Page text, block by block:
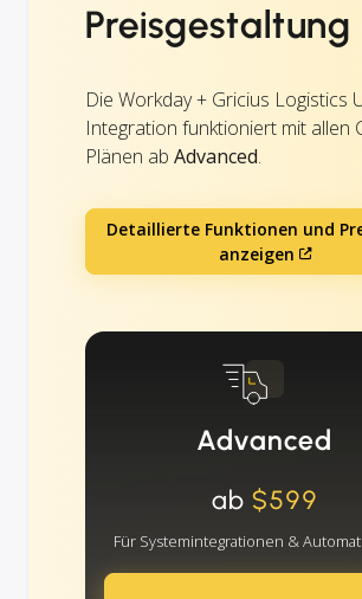
Preisgestaltung
Die Workday + Gricius Logistics
Integration funktioniert mit allen
Plänen ab Advanced.
Detaillierte Funktionen und
anzeigen
Advanced
ab$599
Für Systemintegrationen &